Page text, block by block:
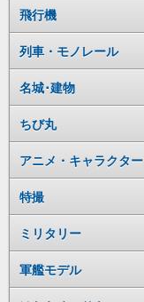
飛行機
列車・モノレール
名城･建物
ちび丸
アニメ・キャラクター
特撮
ミリタリー
軍艦モデル